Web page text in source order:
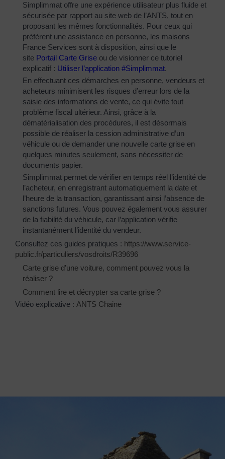
Simplimmat offre une expérience utilisateur plus fluide et
sécurisée par rapport au site web de l’ANTS, tout en
proposant les mêmes fonctionnalités. Pour ceux qui
préfèrent une assistance en personne, les maisons
France Services sont à disposition, ainsi que le
site Portail Carte Grise ou de visionner ce tutoriel
explicatif : Utiliser l’application #Simplimmat.
En effectuant ces démarches en personne, vendeurs et
acheteurs minimisent les risques d’erreur lors de la
saisie des informations de vente, ce qui évite tout
problème fiscal ultérieur. Ainsi, grâce à la
dématérialisation des procédures, il est désormais
possible de réaliser la cession administrative d’un
véhicule ou de demander une nouvelle carte grise en
quelques minutes seulement, sans nécessiter de
documents papier.
Simplimmat permet de vérifier en temps réel l’identité de
l’acheteur, en enregistrant automatiquement la date et
l’heure de la transaction, garantissant ainsi l’absence de
sanctions futures. Vous pouvez également vous assurer
de la fiabilité du véhicule, car l’application vérifie
instantanément l’identité du vendeur.
Consultez ces guides pratiques : https://www.service-
public.fr/particuliers/vosdroits/R39696
Carte grise d’une voiture, comment pouvez vous la
réaliser ?
Comment lire et décrypter sa carte grise ?
Vidéo explicative : ANTS Chaine